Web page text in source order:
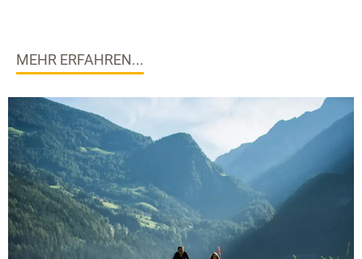
MEHR ERFAHREN...